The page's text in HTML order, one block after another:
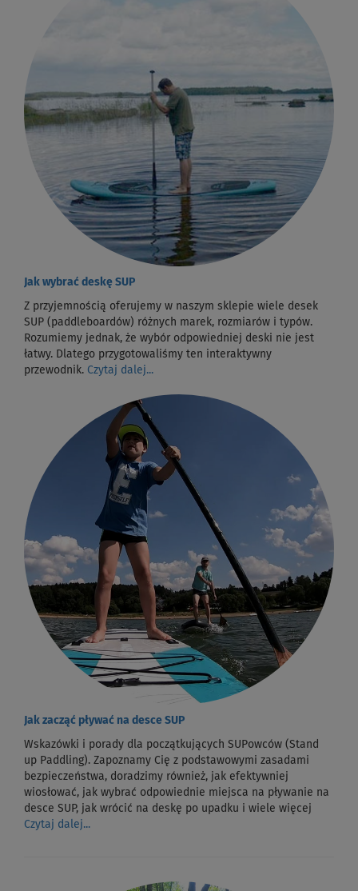
Jak wybrać deskę SUP
Z przyjemnością oferujemy w naszym sklepie wiele desek
SUP (paddleboardów) różnych marek, rozmiarów i typów.
Rozumiemy jednak, że wybór odpowiedniej deski nie jest
łatwy. Dlatego przygotowaliśmy ten interaktywny
przewodnik. Czytaj dalej...
Jak zacząć pływać na desce SUP
Wskazówki i porady dla początkujących SUPowców (Stand
up Paddling). Zapoznamy Cię z podstawowymi zasadami
bezpieczeństwa, doradzimy również, jak efektywniej
wiosłować, jak wybrać odpowiednie miejsca na pływanie na
desce SUP, jak wrócić na deskę po upadku i wiele więcej
Czytaj dalej...